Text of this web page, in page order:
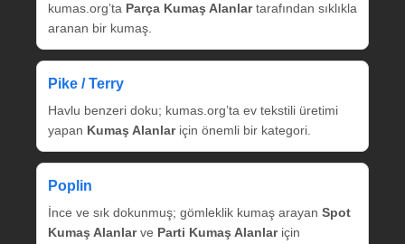
kumas.org’ta Parça Kumaş Alanlartarafından sıklıkla
aranan bir kumaş.
Pike / Terry
Havlu benzeri doku; kumas.org’ta ev tekstili üretimi
yapan Kumaş Alanlariçin önemli bir kategori.
Poplin
İnce ve sık dokunmuş; gömleklik kumaş arayan Spot
Kumaş Alanlarve Parti Kumaş Alanlariçin